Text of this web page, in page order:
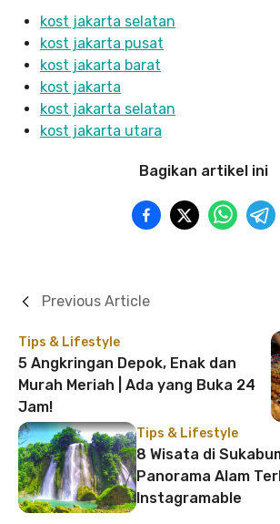
kost jakarta selatan
kost jakarta pusat
kost jakarta barat
kost jakarta
kost jakarta selatan
kost jakarta utara
Bagikan artikel ini
Tips & Lifestyle
5 Angkringan Depok, Enak dan
Murah Meriah | Ada yang Buka 24
Jam!
Previous Article
Tips & Lifestyle
8 Wisata di
Panorama Alam
Instagramable